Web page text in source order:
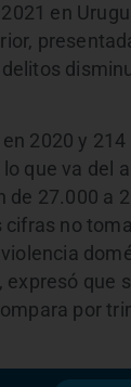
en
2020 y
que va del
27.000 a
no
que
por